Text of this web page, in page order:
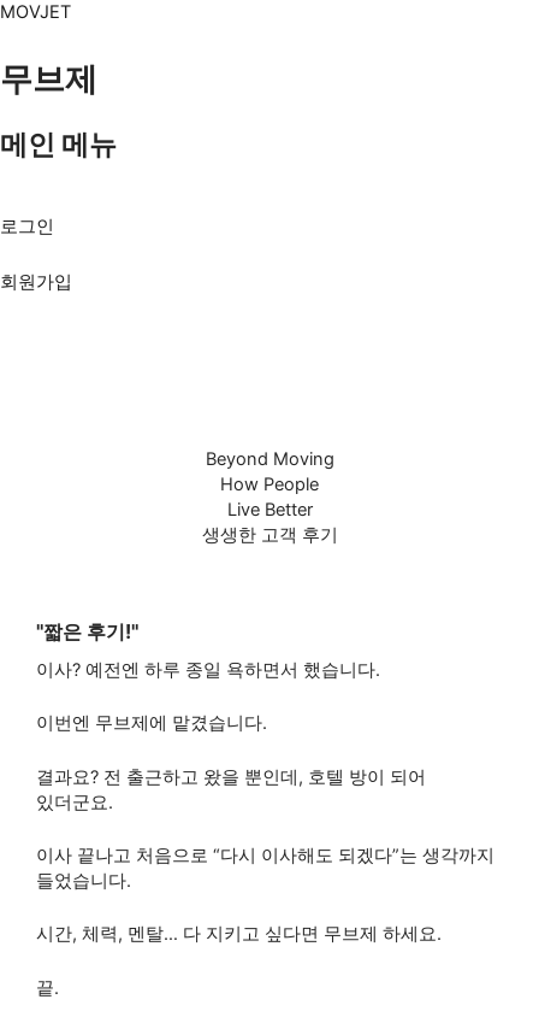
콘텐츠로
MOVJET
무브제
메인 메뉴
로그인
회원가입
Beyond Moving
How People
Live Better
생생한 고객 후기
"짧은 후기!"
이사? 예전엔 하루 종일 욕하면서 했습니다.
이번엔 무브제에 맡겼습니다.
결과요? 전 출근하고 왔을 뿐인데, 호텔 방이 되어
있더군요.
이사 끝나고 처음으로 “다시 이사해도 되겠다”는 생각까지
들었습니다.
시간, 체력, 멘탈… 다 지키고 싶다면 무브제 하세요.
끝.